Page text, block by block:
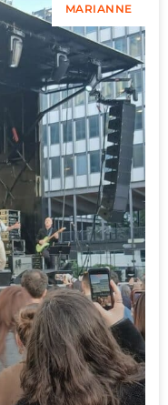
MARIANNE